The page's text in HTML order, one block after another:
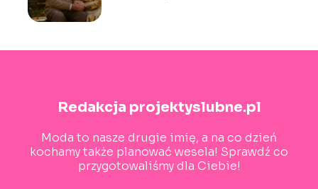
Redakcja projektyslubne.pl
Moda to nasze drugie imię, a na co dzień
kochamy także planować wesela! Sprawdź co
przygotowaliśmy dla Ciebie!